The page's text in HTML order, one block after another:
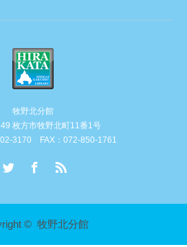
牧野北分館
枚方市牧野北町11番1号
3170 FAX：072-850-1761
© 牧野北分館